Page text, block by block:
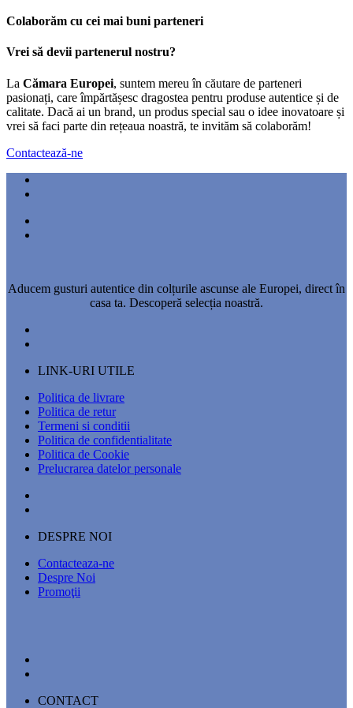
Colaborăm cu cei mai buni parteneri
Vrei să devii partenerul nostru?
La Cămara Europei, suntem mereu în căutare de parteneri
pasionați, care împărtășesc dragostea pentru produse autentice și de
calitate. Dacă ai un brand, un produs special sau o idee inovatoare și
vrei să faci parte din rețeaua noastră, te invităm să colaborăm!
Contactează-ne
Aducem gusturi autentice din colțurile ascunse ale Europei, direct în
casa ta. Descoperă selecția noastră.
LINK-URI UTILE
Politica de livrare
Politica de retur
Termeni si conditii
Politica de confidentialitate
Politica de Cookie
Prelucrarea datelor personale
DESPRE NOI
Contacteaza-ne
Despre Noi
Promoţii
CONTACT